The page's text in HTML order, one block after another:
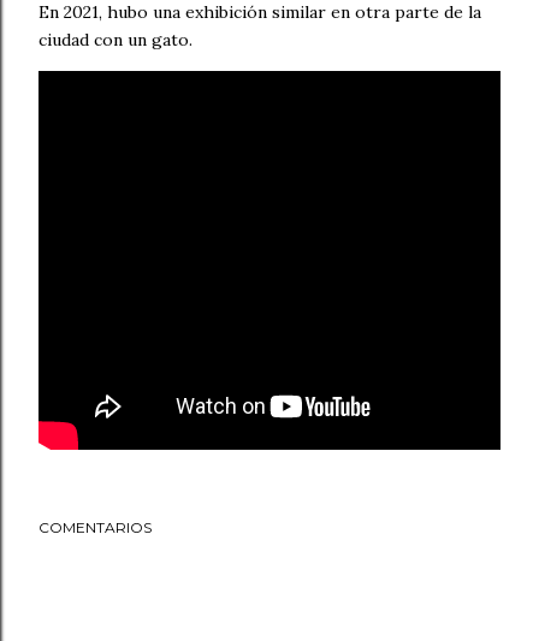
En 2021, hubo una exhibición similar en otra parte de la
ciudad con un gato.
COMENTARIOS